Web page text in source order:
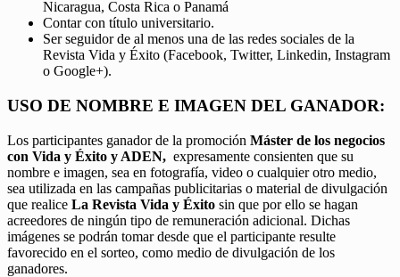
Nicaragua, Costa Rica o Panamá
Contar con título universitario.
Ser seguidor de al menos una de las redes sociales de la
Revista Vida y Éxito (Facebook, Twitter, Linkedin, Instagram
o Google+).
USO DE NOMBRE E IMAGEN DEL GANADOR:
Los participantes ganador de la promoción Máster de los negocios
con Vida y Éxito y ADEN, expresamente consienten que su
nombre e imagen, sea en fotografía, video o cualquier otro medio,
sea utilizada en las campañas publicitarias o material de divulgación
que realice La Revista Vida y Éxito sin que por ello se hagan
acreedores de ningún tipo de remuneración adicional. Dichas
imágenes se podrán tomar desde que el participante resulte
favorecido en el sorteo, como medio de divulgación de los
ganadores.